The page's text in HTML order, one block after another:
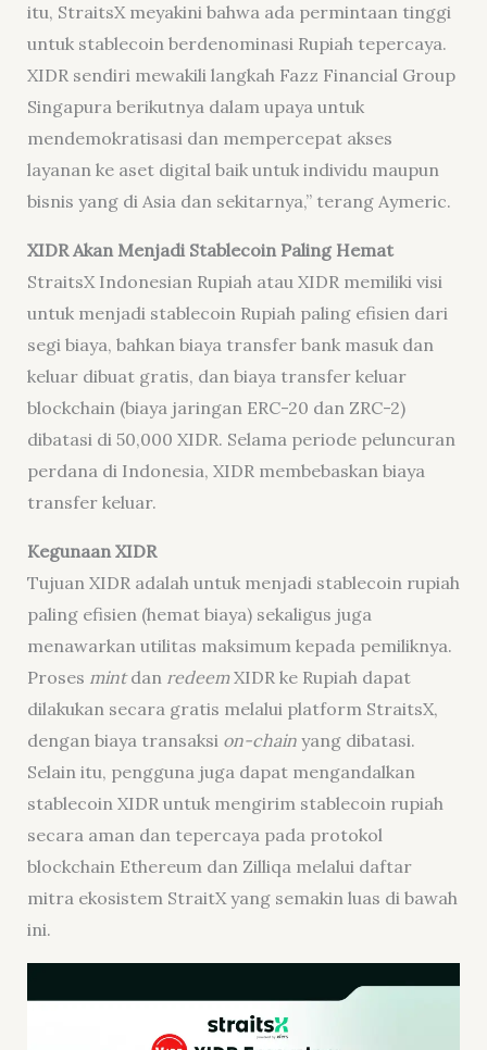
itu, StraitsX meyakini bahwa ada permintaan tinggi
untuk stablecoin berdenominasi Rupiah tepercaya.
XIDR sendiri mewakili langkah Fazz Financial Group
Singapura berikutnya dalam upaya untuk
mendemokratisasi dan mempercepat akses
layanan ke aset digital baik untuk individu maupun
bisnis yang di Asia dan sekitarnya,” terang Aymeric.
XIDR Akan Menjadi Stablecoin Paling Hemat
StraitsX Indonesian Rupiah atau XIDR memiliki visi
untuk menjadi stablecoin Rupiah paling efisien dari
segi biaya, bahkan biaya transfer bank masuk dan
keluar dibuat gratis, dan biaya transfer keluar
blockchain (biaya jaringan ERC-20 dan ZRC-2)
dibatasi di 50,000 XIDR. Selama periode peluncuran
perdana di Indonesia, XIDR membebaskan biaya
transfer keluar.
Kegunaan XIDR
Tujuan XIDR adalah untuk menjadi stablecoin rupiah
paling efisien (hemat biaya) sekaligus juga
menawarkan utilitas maksimum kepada pemiliknya.
Proses mintdan redeemXIDR ke Rupiah dapat
dilakukan secara gratis melalui platform StraitsX,
dengan biaya transaksi on-chainyang dibatasi.
Selain itu, pengguna juga dapat mengandalkan
stablecoin XIDR untuk mengirim stablecoin rupiah
secara aman dan tepercaya pada protokol
blockchain Ethereum dan Zilliqa melalui daftar
mitra ekosistem StraitX yang semakin luas di bawah
ini.